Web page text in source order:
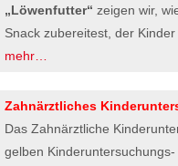
„Löwenfutter“ zeigen wir,
Snack zubereitest, der Kinder
mehr…
Zahnärztliches
Das Zahnärztliche
gelben Kinderuntersuchungs-